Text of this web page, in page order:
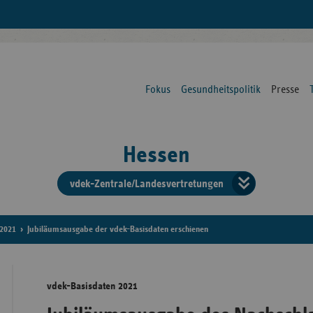
Fokus Gesundheitspolitik Presse
Hessen
vdek-Zentrale/Landesvertretungen
der
2021 Jubiläumsausgabe der vdek-Basisdaten erschienen
vdek-Basisdaten 2021